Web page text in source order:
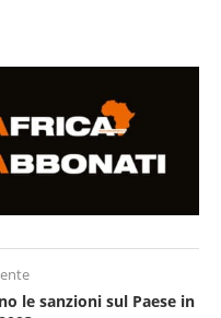
le sanzioni sul Paese in